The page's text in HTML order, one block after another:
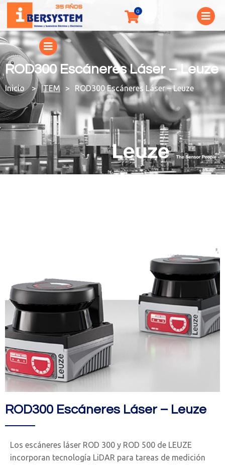
ROD300 Escáneres Láser – Leuze
You are here:
ITEM ROD300 Escáneres Láser – Leuze
ROD300 Escáneres Láser – Leuze
Los escáneres láser ROD 300 y ROD 500 de LEUZE
incorporan tecnología LiDAR para tareas de medición